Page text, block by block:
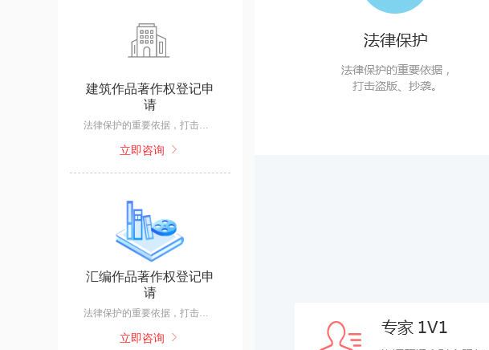
建筑作品著作权登记申
请
法律保护的重要依据，打击盗版、抄袭；作品面临剽窃、抄袭、侵权等行为时的维权利器；可作为授权转让的主体，融资估值的凭借。
立即咨询
汇编作品著作权登记申
请
法律保护的重要依据，打击盗版、抄袭；作品面临剽窃、抄袭、侵权等行为时的维权利器；可作为授权转让的主体，融资估值的凭借。
立即咨询